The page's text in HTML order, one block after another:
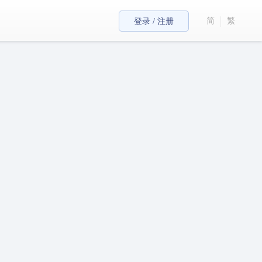
登录 / 注册 简 繁